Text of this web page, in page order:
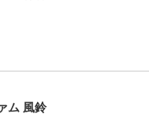
ム 風鈴